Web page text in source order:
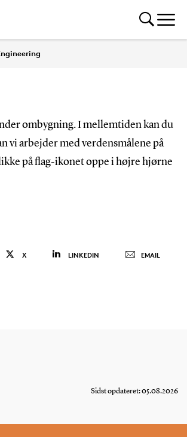
ombygning. I mellemtiden kan du
vi arbejder med verdensmålene på
på flag-ikonet oppe i højre hjørne
X LINKEDIN EMAIL
Sidst opdateret: 05.08.2026